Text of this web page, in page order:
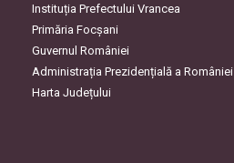
Instituția Prefectului Vrancea
Primăria Focşani
Guvernul României
Administrația Prezidențială a României
Harta Județului